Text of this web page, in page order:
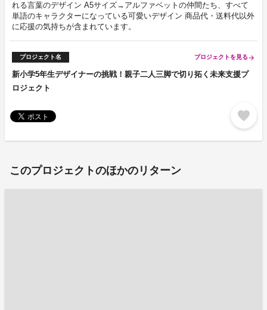
れる言葉のデザイン A5サイズ→アルファベットの仲間たち、すべて
単語のキャラクターになっている可愛いデザイン 商品代・送料代以外
に応援の気持ちが含まれています。
プロジェクト名 プロジェクトを見る arrow_forward
新小学5年生デザイナーの挑戦！親子二人三脚で切り拓く未来支援プ
ロジェクト
favorite
このプロジェクトのほかのリターン